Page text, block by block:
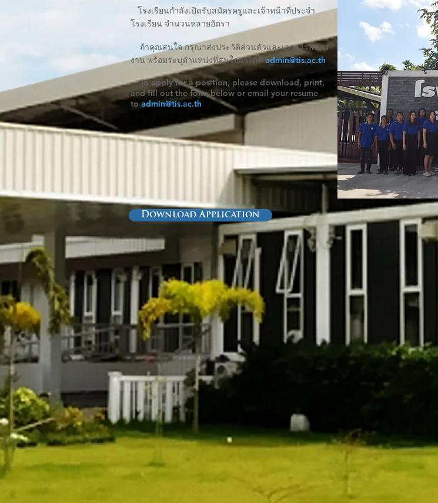
โรงเรียนกำลังเปิดรับสมัครครูและเจ้าหน้าที่ประจำ
โรงเรียน จำนวนหลายอัตรา
ถ้าคุณสนใจ กรุณาส่งประวัติส่วนตัวและเอกสารสมัคร
งาน พร้อมระบุตำแหน่งที่สนใจมาได้ที่admin@tis.ac.th
To apply for a position, please download, print,
and fill out the form below or email your resume
to admin@tis.ac.th
Download Application